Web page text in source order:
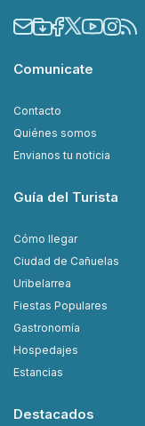
Comunicate
Contacto
Quiénes somos
Envianos tu noticia
Guía del Turista
Cómo llegar
Ciudad de Cañuelas
Uribelarrea
Fiestas Populares
Gastronomía
Hospedajes
Estancias
Destacados